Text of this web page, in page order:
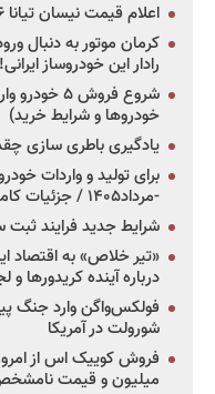
اعلام قیمت نیسان تیانا ۲۰۲۶ -مرداد۱۴۰۵
رادار این خودروساز ایرانی!
خودروها و شرایط خرید)
یادگیری باطری سازی
برای تولید و واردات
-مرداد۱۴۰۵ / جزئیات کامل اصلاحیه آیین‌نامه اجرایی ماده ۱۰
شرایط جدید فرایند
«تیر خلاص» به اقتصاد
درباره آینده کریدورها
فولکس‌واگن وارد جنگ
شورولت در آمریکا
میلیون و قیمت